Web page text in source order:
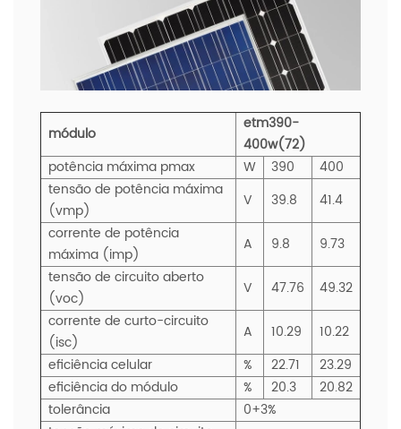
módulo
etm390-
400w(72)
potência máxima pmax
W 390
400
tensão de potência máxima
(vmp)
V 39.8
41.4
corrente de potência
máxima (imp)
A 9.8
9.73
tensão de circuito aberto
(voc)
V 47.76
49.32
corrente de curto-circuito
(isc)
A 10.29
10.22
eficiência celular
% 22.71
23.29
eficiência do módulo
% 20.3
20.82
tolerância
0+3%